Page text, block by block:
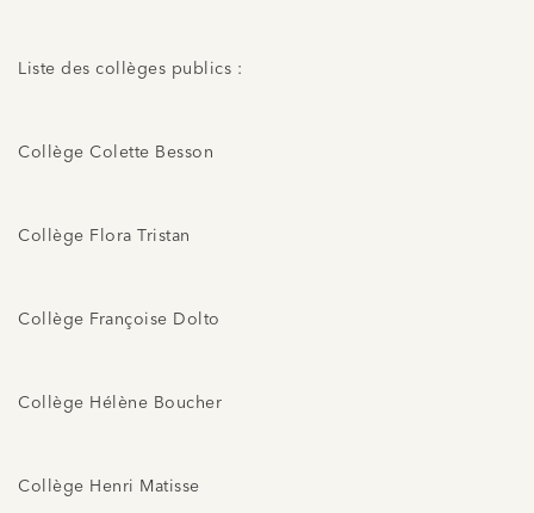
Liste des collèges publics :
Collège Colette Besson
Collège Flora Tristan
Collège Françoise Dolto
Collège Hélène Boucher
Collège Henri Matisse